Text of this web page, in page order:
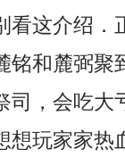
看这介绍．
铭和麓弼聚
司，会吃大
想玩家家热